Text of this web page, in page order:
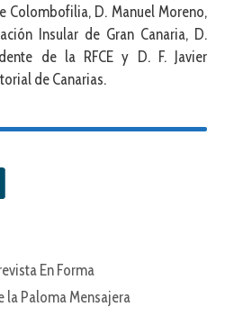
Colombofilia, D. Manuel Moreno,
Insular de Gran Canaria, D.
de la RFCE y D. F. Javier
de Canarias.
En Forma
la Paloma Mensajera